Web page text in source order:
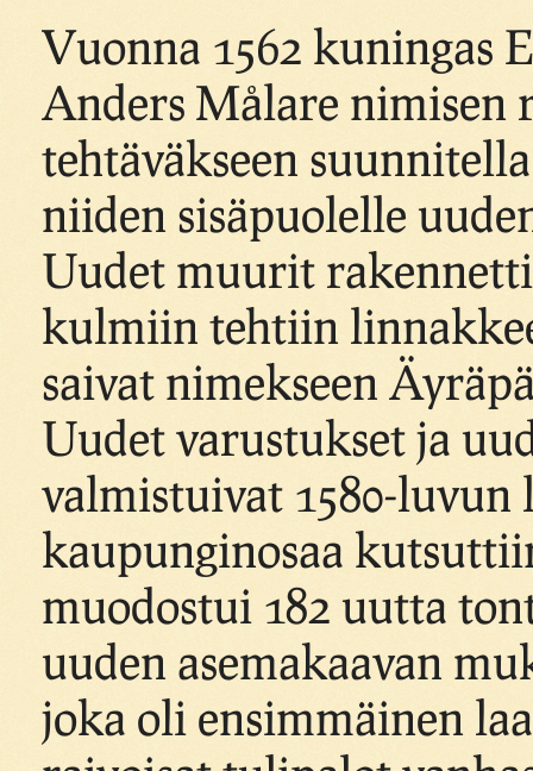
Vuonna 1562
Anders Målare nimisen
tehtäväkseen
niiden sisäpuolelle
Uudet muurit
kulmiin tehtiin
saivat nimekseen
Uudet varustukset ja
valmistuivat 1580-
kaupunginosaa
muodostui 182 uutta
uuden asemakaavan
joka oli ensimmäinen